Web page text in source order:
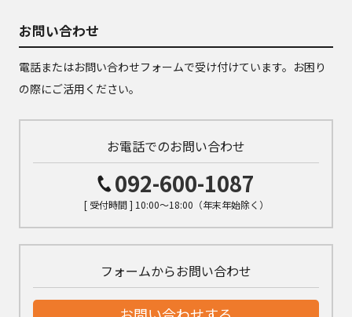
お問い合わせ
電話またはお問い合わせフォームで受け付けています。お困り
の際にご活用ください。
お電話でのお問い合わせ
092-600-1087
[ 受付時間 ] 10:00～18:00（年末年始除く）
フォームからお問い合わせ